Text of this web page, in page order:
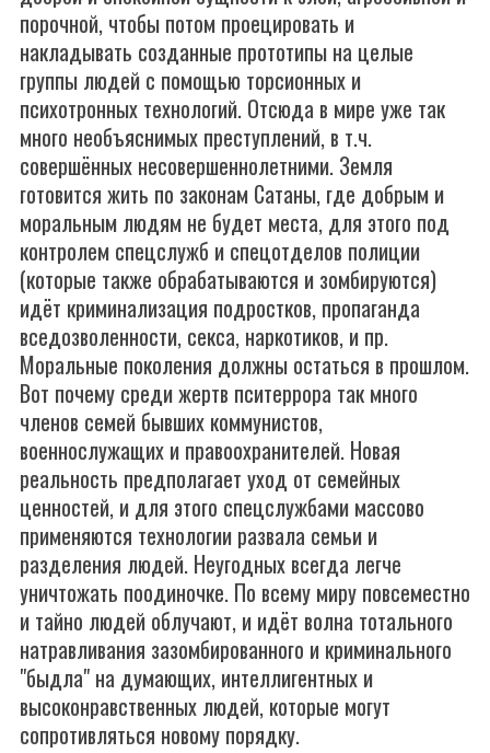
порочной, чтобы потом проецировать и
накладывать созданные прототипы на целые
группы людей с помощью торсионных и
психотронных технологий. Отсюда в мире уже так
много необъяснимых преступлений, в т.ч.
совершённых несовершеннолетними. Земля
готовится жить по законам Сатаны, где добрым и
моральным людям не будет места, для этого под
контролем спецслужб и спецотделов полиции
(которые также обрабатываются и зомбируются)
идёт криминализация подростков, пропаганда
вседозволенности, секса, наркотиков, и пр.
Моральные поколения должны остаться в прошлом.
Вот почему среди жертв пситеррора так много
членов семей бывших коммунистов,
военнослужащих и правоохранителей. Новая
реальность предполагает уход от семейных
ценностей, и для этого спецслужбами массово
применяются технологии развала семьи и
разделения людей. Неугодных всегда легче
уничтожать поодиночке. По всему миру повсеместно
и тайно людей облучают, и идёт волна тотального
натравливания зазомбированного и криминального
"быдла" на думающих, интеллигентных и
высоконравственных людей, которые могут
сопротивляться новому порядку.